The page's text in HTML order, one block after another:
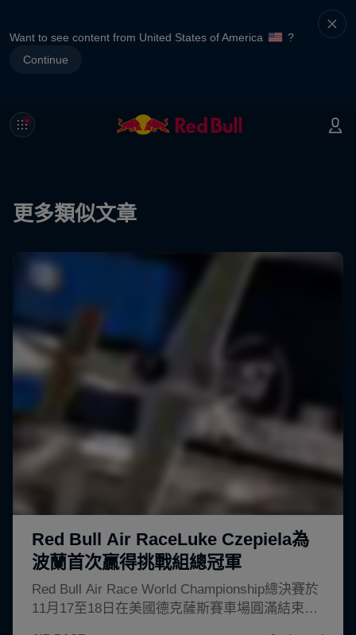
Want to see content from United States of America
?
Continue
更多類似文章